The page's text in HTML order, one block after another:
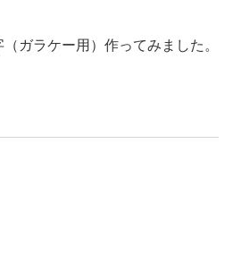
ガラケー用）作ってみました。